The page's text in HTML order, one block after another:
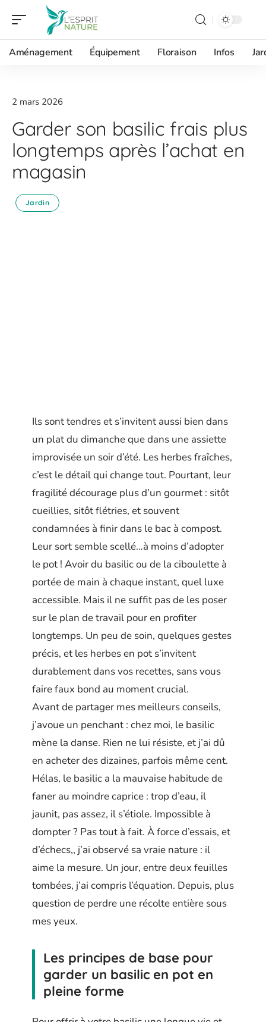
Aménagement Équipement Floraison Infos
2 mars 2026
Garder son basilic frais plus
longtemps après l’achat en
magasin
Jardin
Ils sont tendres et s’invitent aussi bien dans
un plat du dimanche que dans une assiette
improvisée un soir d’été. Les herbes fraîches,
c’est le détail qui change tout. Pourtant, leur
fragilité décourage plus d’un gourmet : sitôt
cueillies, sitôt flétries, et souvent
condamnées à finir dans le bac à compost.
Leur sort semble scellé…à moins d’adopter
le pot ! Avoir du basilic ou de la ciboulette à
portée de main à chaque instant, quel luxe
accessible. Mais il ne suffit pas de les poser
sur le plan de travail pour en profiter
longtemps. Un peu de soin, quelques gestes
précis, et les herbes en pot s’invitent
durablement dans vos recettes, sans vous
faire faux bond au moment crucial.
Avant de partager mes meilleurs conseils,
j’avoue un penchant : chez moi, le basilic
mène la danse. Rien ne lui résiste, et j’ai dû
en acheter des dizaines, parfois même cent.
Hélas, le basilic a la mauvaise habitude de
faner au moindre caprice : trop d’eau, il
jaunit, pas assez, il s’étiole. Impossible à
dompter ? Pas tout à fait. À force d’essais, et
d’échecs,, j’ai observé sa vraie nature : il
aime la mesure. Un jour, entre deux feuilles
tombées, j’ai compris l’équation. Depuis, plus
question de perdre une récolte entière sous
mes yeux.
Les principes de base pour
garder un basilic en pot en
pleine forme